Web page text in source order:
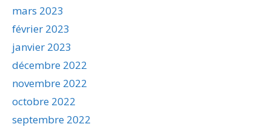
mars 2023
février 2023
janvier 2023
décembre 2022
novembre 2022
octobre 2022
septembre 2022